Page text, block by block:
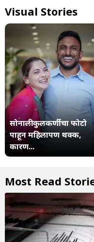
Visual Stories
सोनाली कुलकर्णीचा फोटो
पाहून महिलापण थक्क,
कारण...
Most Read